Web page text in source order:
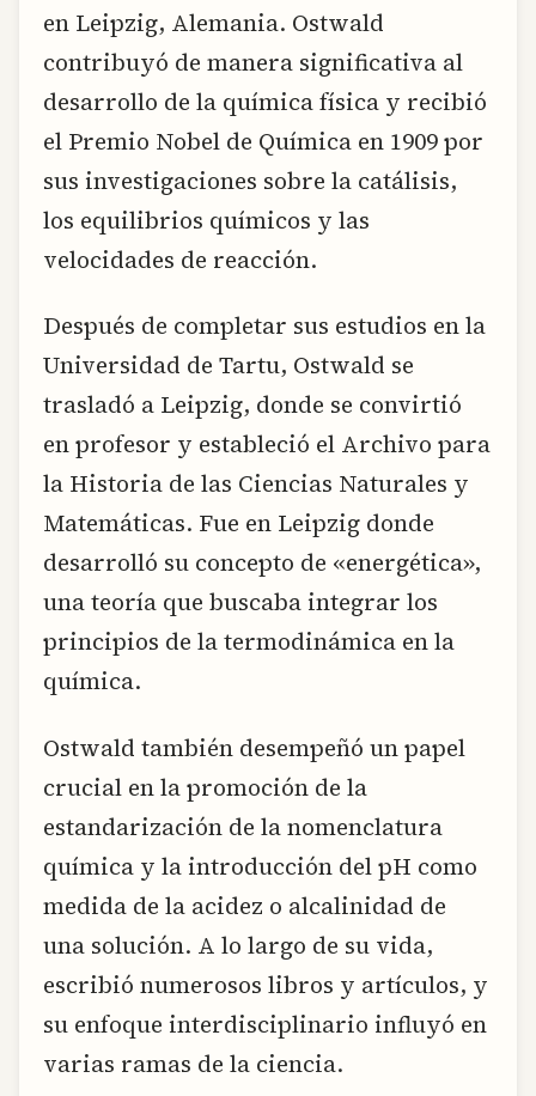
en Leipzig, Alemania. Ostwald
contribuyó de manera significativa al
desarrollo de la química física y recibió
el Premio Nobel de Química en 1909 por
sus investigaciones sobre la catálisis,
los equilibrios químicos y las
velocidades de reacción.
Después de completar sus estudios en la
Universidad de Tartu, Ostwald se
trasladó a Leipzig, donde se convirtió
en profesor y estableció el Archivo para
la Historia de las Ciencias Naturales y
Matemáticas. Fue en Leipzig donde
desarrolló su concepto de «energética»,
una teoría que buscaba integrar los
principios de la termodinámica en la
química.
Ostwald también desempeñó un papel
crucial en la promoción de la
estandarización de la nomenclatura
química y la introducción del pH como
medida de la acidez o alcalinidad de
una solución. A lo largo de su vida,
escribió numerosos libros y artículos, y
su enfoque interdisciplinario influyó en
varias ramas de la ciencia.